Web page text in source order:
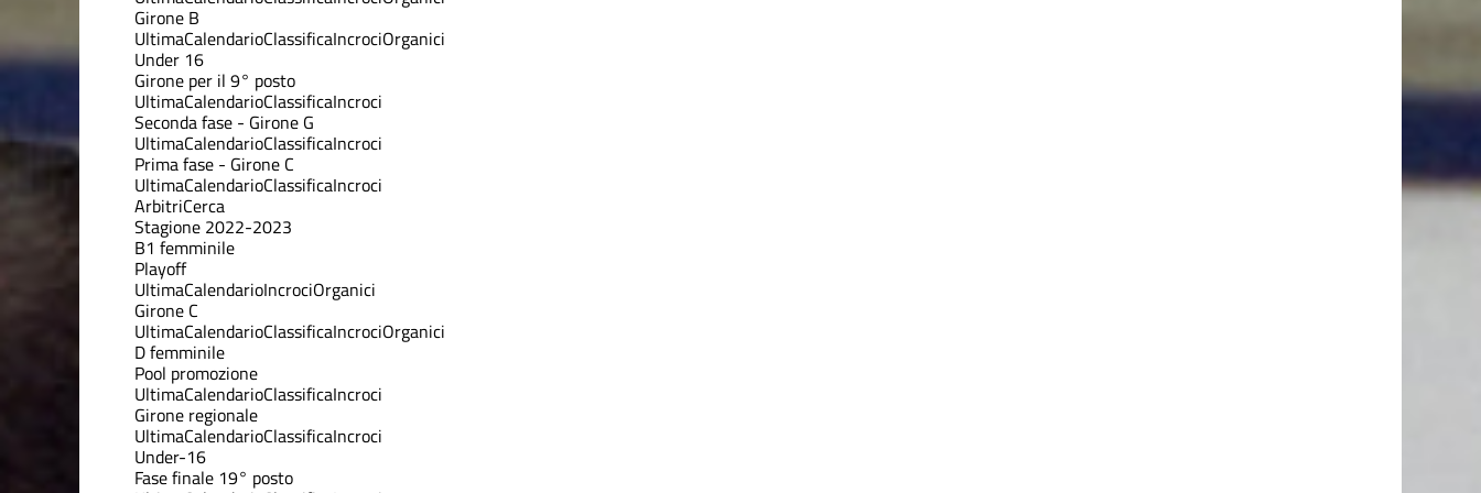
Girone B
UltimaCalendarioClassificaIncrociOrganici
Under 16
Girone per il 9° posto
UltimaCalendarioClassificaIncroci
Seconda fase - Girone G
UltimaCalendarioClassificaIncroci
Prima fase - Girone C
UltimaCalendarioClassificaIncroci
ArbitriCerca
Stagione 2022-2023
B1 femminile
Playoff
UltimaCalendarioIncrociOrganici
Girone C
UltimaCalendarioClassificaIncrociOrganici
D femminile
Pool promozione
UltimaCalendarioClassificaIncroci
Girone regionale
UltimaCalendarioClassificaIncroci
Under-16
Fase finale 19° posto